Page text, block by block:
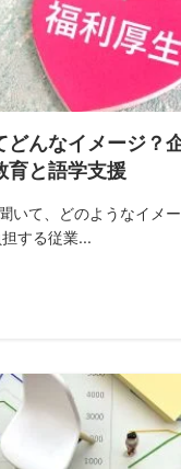
どんなイメージ？
育と語学支援
いて、どのようなイメ
する従業...